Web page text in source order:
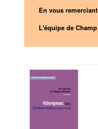
En vous
L'équipe de